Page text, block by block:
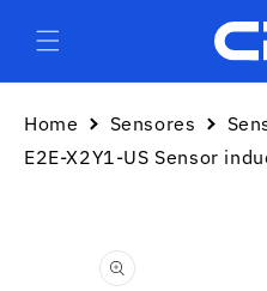
directamente
al contenido
Home Sensores
E2E-X2Y1-US Sensor
información